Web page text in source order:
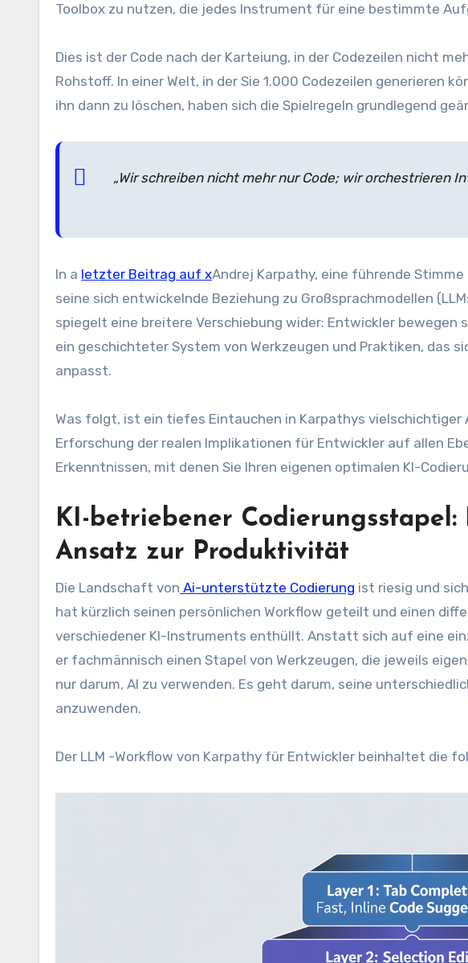
Toolbox zu nutzen, die jedes Instrument für eine bestimmte
Dies ist der Code nach der Karteiung, in der Codezeilen nicht
Rohstoff. In einer Welt, in der Sie 1.000 Codezeilen generieren
ihn dann zu löschen, haben sich die Spielregeln grundlegend
„Wir schreiben nicht mehr nur Code; wir orchestrieren
In a letzter Beitrag auf xAndrej Karpathy, eine führende
seine sich entwickelnde Beziehung zu Großsprachmodellen
spiegelt eine breitere Verschiebung wider: Entwickler bewegen
ein geschichteter System von Werkzeugen und Praktiken, das
anpasst.
Was folgt, ist ein tiefes Eintauchen in Karpathys
Erforschung der realen Implikationen für Entwickler auf allen
Erkenntnissen, mit denen Sie Ihren eigenen optimalen KI-
KI-betriebener
Ansatz zur Produktivität
Die Landschaft von Ai-unterstützte Codierung ist riesig und
hat kürzlich seinen persönlichen Workflow geteilt und einen
verschiedener KI-Instruments enthüllt. Anstatt sich auf eine
er fachmännisch einen Stapel von Werkzeugen, die jeweils
nur darum, AI zu verwenden. Es geht darum, seine
anzuwenden.
Der LLM -Workflow von Karpathy für Entwickler beinhaltet die